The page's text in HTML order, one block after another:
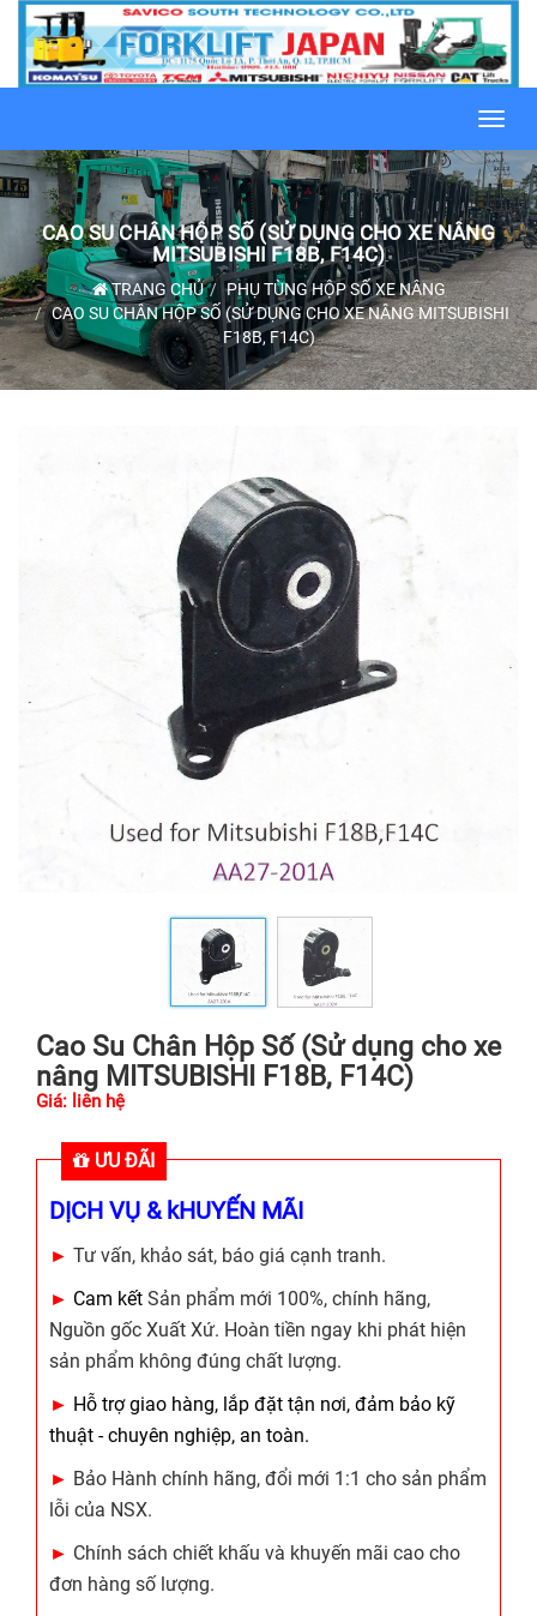
CAO SU CHÂN HỘP SỐ (SỬ DỤNG CHO XE NÂNG
MITSUBISHI F18B, F14C)
TRANG CHỦ
PHỤ TÙNG HỘP SỐ XE NÂNG
CAO SU CHÂN HỘP SỐ (SỬ DỤNG CHO XE NÂNG MITSUBISHI
F18B, F14C)
Cao Su Chân Hộp Số (Sử dụng cho xe
nâng MITSUBISHI F18B, F14C)
Giá: liên hệ
ƯU ĐÃI
DỊCH VỤ & kHUYẾN MÃI
► Tư vấn, khảo sát, báo giá cạnh tranh.
► Cam kết Sản phẩm mới 100%, chính hãng,
Nguồn gốc Xuất Xứ. Hoàn tiền ngay khi phát hiện
sản phẩm không đúng chất lượng.
► Hỗ trợ giao hàng, lắp đặt tận nơi, đảm bảo kỹ
thuật - chuyên nghiệp, an toàn.
► Bảo Hành chính hãng, đổi mới 1:1 cho sản phẩm
lỗi của NSX.
► Chính sách chiết khấu và khuyến mãi cao cho
đơn hàng số lượng.